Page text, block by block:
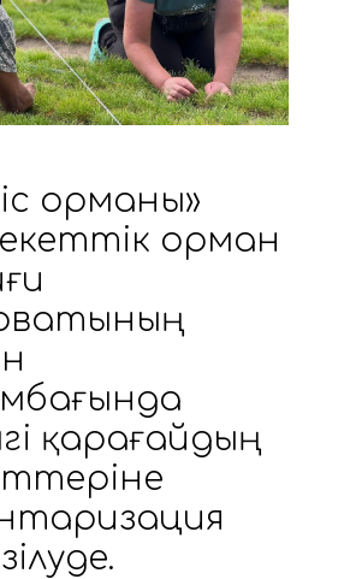
орманы»
орман
қарағайдың